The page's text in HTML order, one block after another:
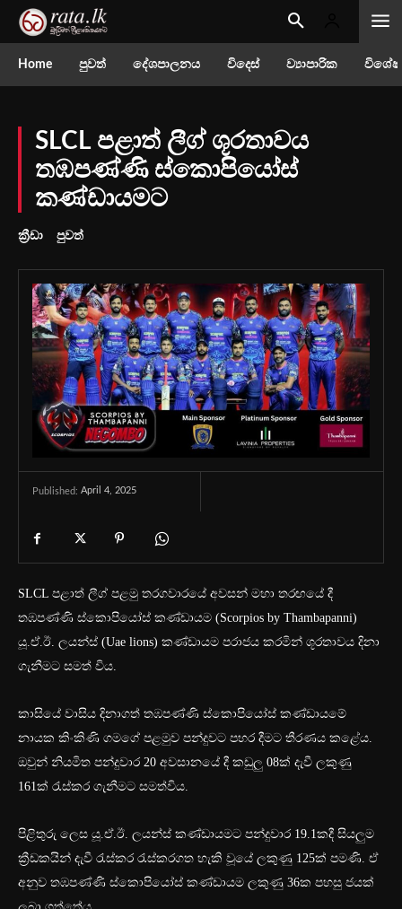
Home පුවත් දේශපාලනය විදෙස් ව්‍යාපාරික
SLCL පළාත් ලීග් ශූරතාවය
තඹපණ්ණි ස්කොපියෝස්
කණ්ඩායමට
ක්‍රීඩා පුවත්
Published: April 4, 2025
SLCL පළාත් ලීග් පළමු තරගවාරයේ අවසන් මහා තරඟයේ දී
තඹපණ්ණි ස්කොපියෝස් කණ්ඩායම (Scorpios by Thambapanni)
යූ.ඒ.ඊ. ලයන්ස් (Uae lions) කණ්ඩායම පරාජය කරමින් ශූරතාවය දිනා
ගැනීමට සමත් විය.
කාසියේ වාසිය දිනාගත් තඹපණ්ණි ස්කොපියෝස් කණ්ඩායමේ
නායක කිංකිණි ගමගේ පළමුව පන්දුවට පහර දීමට තීරණය කළේය.
ඔවුන් නියමිත පන්දුවාර 20 අවසානයේ දී කඩුලු 08ක් දැවී ලකුණු
161ක් රැස්කර ගැනීමට සමත්විය.
පිළිතුරු ලෙස යූ.ඒ.ඊ. ලයන්ස් කණ්ඩායමට පන්දුවාර 19.1කදී සියලුම
ක්‍රීඩකයින් දැවී රැස්කර රැස්කරගත හැකි වූයේ ලකුණු 125ක් පමණි. ඒ
අනුව තඹපණ්ණි ස්කොපියෝස් කණ්ඩායම ලකුණු 36ක පහසු ජයක්